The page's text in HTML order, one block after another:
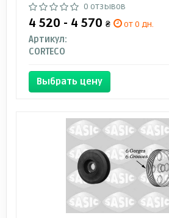
0 отзывов
4 520 - 4 570 ₴
от 0 дн.
Артикул:
CORTECO
Выбрать цену